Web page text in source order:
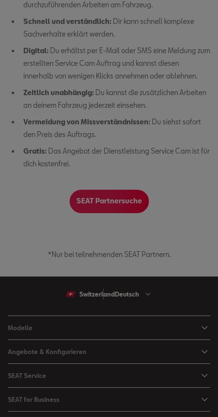
durchzuführenden Arbeiten am Fahrzeug.
Schnell und verständlich: Dir kann schnell komplexe
Sachverhalte erklärt werden.
Digital: Du erhältst per E-Mail oder SMS eine Meldung zum
erstellten Service Cam Auftrag und kannst diesen
innerhalb von wenigen Klicks annehmen oder ablehnen.
Zeitlich unabhängig: Du kannst die zusätzlichen Arbeiten
an deinem Fahrzeug jederzeit einsehen.
Vermeidung von Missverständnissen: Du siehst sofort
den Preis des Auftrags.
Gratis: Das Angebot der Dienstleistung Service Cam ist für
dich kostenfrei.
SEAT Partnersuche
*Nur bei teilnehmenden SEAT Partnern.
Switzerland Deutsch
Modelle
Ibiza
Leon Sportstourer
Leon
Ateca
Angebote & Konfigurieren
Angebote
Kataloge und Preislisten
SEAT Service
SEAT Service
SEAT for Business